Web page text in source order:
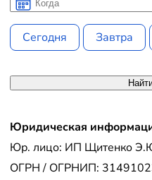
Сегодня Завтра
Юридическая
Юр. лицо: ИП Щитенко
ОГРН / ОГРНИП: